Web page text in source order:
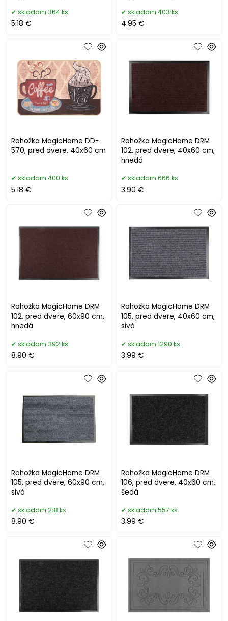
skladom 364 ks
5.18 €
skladom 403 ks
4.95 €
Rohožka MagicHome DD-
570, pred dvere, 40x60 cm
skladom 400 ks
5.18 €
Rohožka MagicHome DRM
102, pred dvere, 40x60 cm,
hnedá
skladom 666 ks
3.90 €
Rohožka MagicHome DRM
102, pred dvere, 60x90 cm,
hnedá
skladom 392 ks
8.90 €
Rohožka MagicHome DRM
105, pred dvere, 40x60 cm,
sivá
skladom 1290 ks
3.99 €
Rohožka MagicHome DRM
105, pred dvere, 60x90 cm,
sivá
skladom 218 ks
8.90 €
Rohožka MagicHome DRM
106, pred dvere, 40x60 cm,
šedá
skladom 557 ks
3.99 €